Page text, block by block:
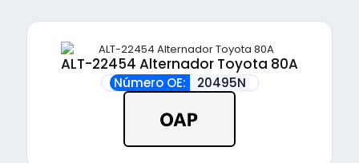
ALT-22454 Alternador Toyota 80A
Número OE: 20495N